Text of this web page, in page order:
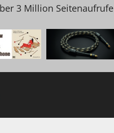
3 Million Seitenaufrufe